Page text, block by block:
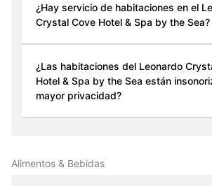
¿Hay servicio de habitaciones en el
Crystal Cove Hotel & Spa by the Sea?
¿Las habitaciones del Leonardo
Hotel & Spa by the Sea están
mayor privacidad?
Alimentos & Bebidas